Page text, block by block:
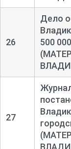
26
Дело
500
27